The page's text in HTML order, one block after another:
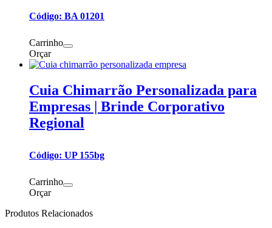
Código: BA 01201
Carrinho
Orçar
Cuia Chimarrão Personalizada para
Empresas | Brinde Corporativo
Regional
Código: UP 155bg
Carrinho
Orçar
Produtos Relacionados